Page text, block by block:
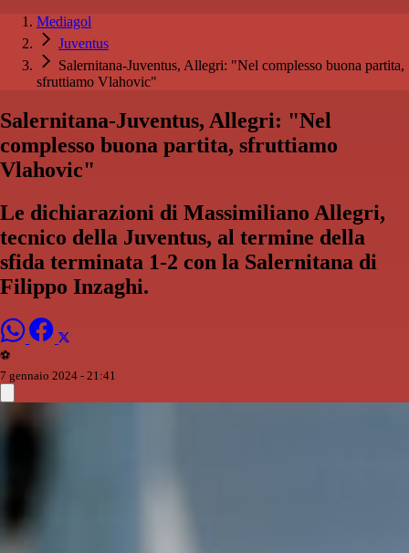
Mediagol
Juventus
Salernitana-Juventus, Allegri: "Nel complesso buona partita,
sfruttiamo Vlahovic"
Salernitana-Juventus, Allegri: "Nel
complesso buona partita, sfruttiamo
Vlahovic"
Le dichiarazioni di Massimiliano Allegri,
tecnico della Juventus, al termine della
sfida terminata 1-2 con la Salernitana di
Filippo Inzaghi.
⚽️
7 gennaio 2024 - 21:41